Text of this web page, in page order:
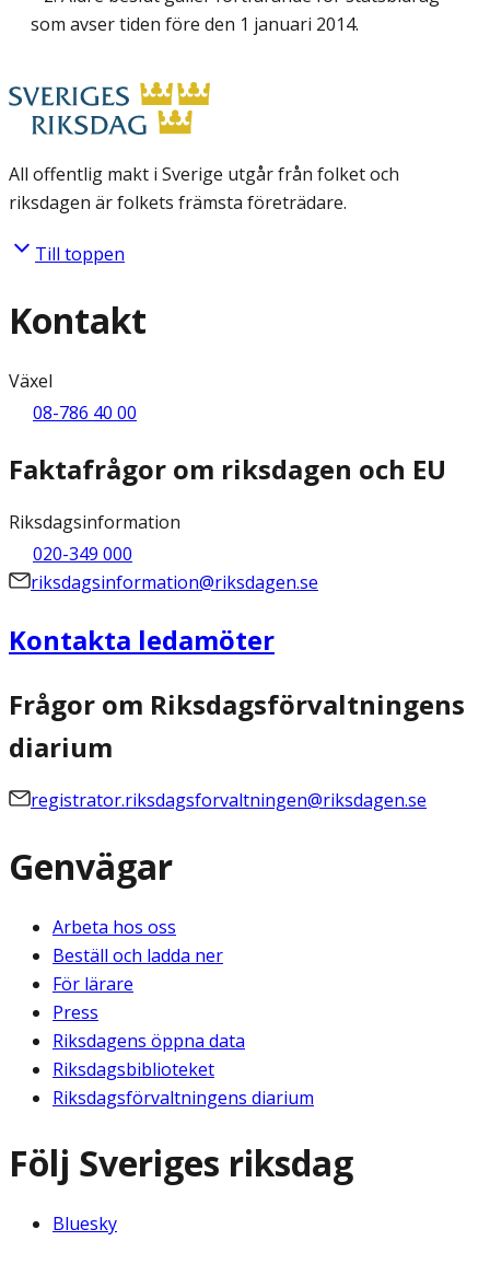
som avser tiden före den 1 januari 2014.
All offentlig makt i Sverige utgår från folket och
riksdagen är folkets främsta företrädare.
Till toppen
Kontakt
Växel
08-786 40 00
Faktafrågor om riksdagen och EU
Riksdagsinformation
020-349 000
riksdagsinformation@riksdagen.se
Kontakta ledamöter
Frågor om Riksdagsförvaltningens
diarium
registrator.riksdagsforvaltningen@riksdagen.se
Genvägar
Arbeta hos oss
Beställ och ladda ner
För lärare
Press
Riksdagens öppna data
Riksdagsbiblioteket
Riksdagsförvaltningens diarium
Följ Sveriges riksdag
Bluesky